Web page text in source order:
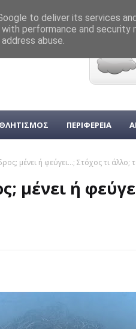
ΠΕΡΙΦΕΡΕΙΑ
μένει ή φεύγει...; Στόχος τι άλλο;
μένει ή
to deliver its services
with performance and
abuse.